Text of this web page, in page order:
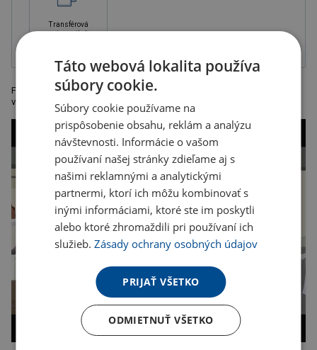
Transférová
priama tlač
Fleecový batoh so sťahovacou šnúrkou (250 g / m2) s predným
vreckom na zips.
Táto webová lokalita používa
súbory cookie.
Súbory cookie používame na
prispôsobenie obsahu, reklám a analýzu
návštevnosti. Informácie o vašom
používaní našej stránky zdieľame aj s
našimi reklamnými a analytickými
partnermi, ktorí ich môžu kombinovať s
inými informáciami, ktoré ste im poskytli
alebo ktoré zhromaždili pri používaní ich
služieb.Zásady ochrany osobných údajov
PRIJAŤ VŠETKO
ODMIETNUŤ VŠETKO